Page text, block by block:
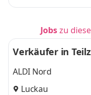
Jobszu
Verkäufer in
ALDI Nord
Luckau